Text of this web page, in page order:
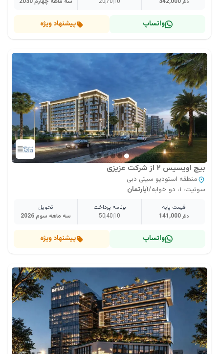
دلار
واتساپ پیشنهاد ویژه
بیچ اویسیس ۲ از شرکت عزیزی
منطقه استودیو سیتی دبی
سوئیت، ۱، دو خوابه
/آپارتمان
قیمت پایه
141,000 دلار
برنامه پرداخت
10
40
50
تحویل
سه ماهه سوم 2026
واتساپ پیشنهاد ویژه